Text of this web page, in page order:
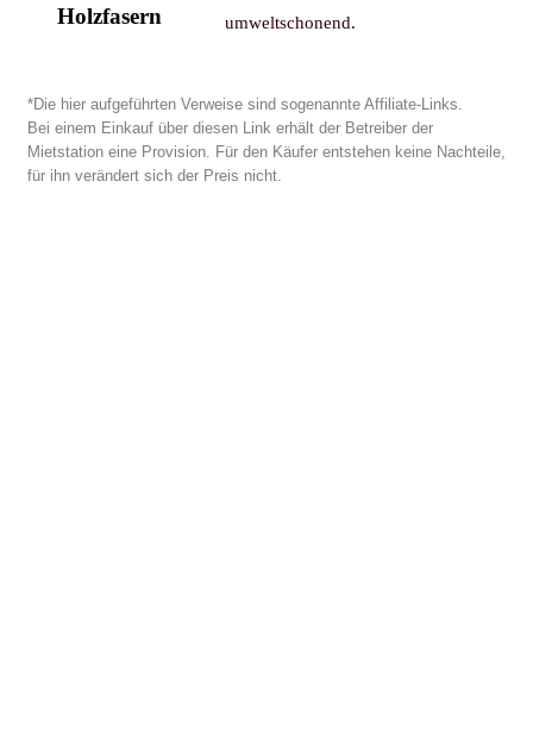
Holzfasern
umweltschonend.
*Die hier aufgeführten Verweise sind sogenannte Affiliate-Links.
Bei einem Einkauf über diesen Link erhält der Betreiber der
Mietstation eine Provision. Für den Käufer entstehen keine Nachteile,
für ihn verändert sich der Preis nicht.